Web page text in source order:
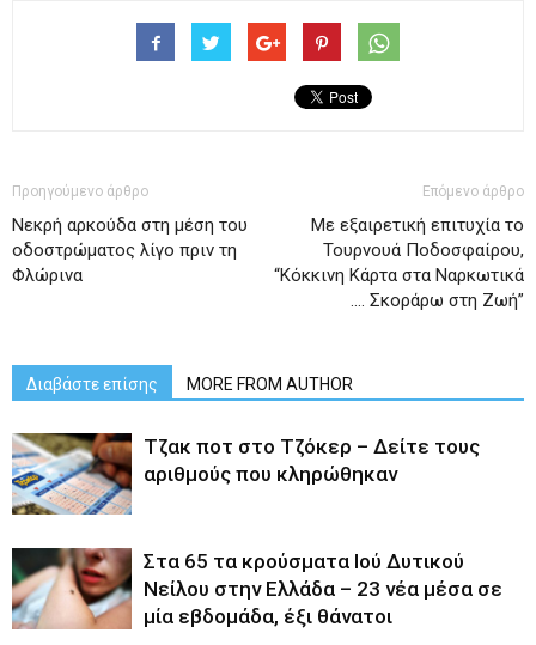
Προηγούμενο άρθρο
Νεκρή αρκούδα στη μέση του
οδοστρώματος λίγο πριν τη
Φλώρινα
Επόμενο άρθρο
Με εξαιρετική επιτυχία το
Τουρνουά Ποδοσφαίρου,
“Κόκκινη Κάρτα στα Ναρκωτικά
…. Σκοράρω στη Ζωή”
Διαβάστε επίσης MORE FROM AUTHOR
Tζακ ποτ στο Τζόκερ – Δείτε τους
αριθμούς που κληρώθηκαν
Στα 65 τα κρούσματα Ιού Δυτικού
Νείλου στην Ελλάδα – 23 νέα μέσα σε
μία εβδομάδα, έξι θάνατοι